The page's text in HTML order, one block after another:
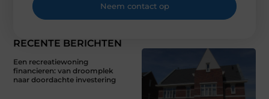
RECENTE BERICHTEN
Een recreatiewoning
financieren: van droomplek
naar doordachte investering
Neem contact op